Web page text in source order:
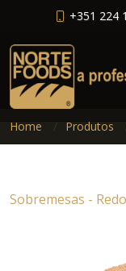
+351 224
Home Produtos
Sobremesas -